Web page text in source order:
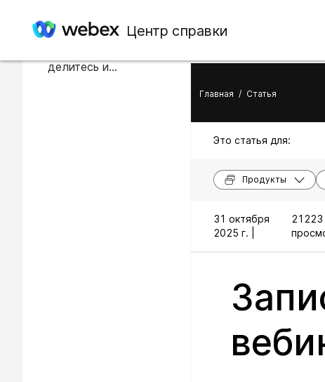
Центр справки
В этой статье
делитесь и
Главная / Статья
Это статья для:
Продукты
31 октября
2025 г. |
21223